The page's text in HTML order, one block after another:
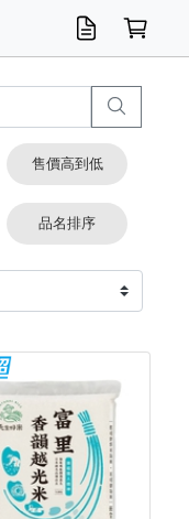
米/糙米
五穀/南北貨
湯類/湯塊
食用油
醬油.油膏.蠔油
包麵
碗麵/義大利麵
麵條/快煮麵/米粉
魚罐
醬菜/玉米罐
點心罐
初一十五拜拜懶
零嘴
堅果/海苔
餅乾
糕餅/點心
糖果/蜜餞/果凍
巧克力
茶飲料
果汁咖啡
碳酸/礦泉水
機能飲料
箱購飲料
雞精/飲品
機能保健
▶保健品牌推薦
奶粉
麥片/玉米片
沖調穀粉/隨手包
綠茶
紅茶
奶茶/花草茶
黑糖桂圓/蜂蜜醋
即溶咖啡
咖啡豆/粉/濾掛
可可/糖/奶精
沐浴乳
香皂/洗手乳
洗髮/護髮
造型髮品
牙 刷
牙膏/漱口水
潔顏產品
卸妝/粉刺調理
臉部保養
面/眼膜
鍋具/餐具
保鮮/微波
掃除/清潔用具
洗衣/曬衣用具
電池/延長線
修繕/五金/祭祀
寢具/家具
收納用品
衛浴/毛巾
寵物食品
寵物清潔/百貨
抽取衛生紙/濕巾
廚房紙巾/平版/
箱購免運區
洗衣精
洗衣粉/皂
漂白水/柔軟精
廚房/餐具清潔
浴廁/水管清潔
居家清潔/除濕芳
衛生棉
箱購免運區
嬰兒尿布
成人紙尿褲
料理鍋具
烤箱/微波/電磁爐
快煮壺/烘碗機
除濕/清淨機
風扇/防蚊家電
除塵家電
美容家電
電腦周邊
數位週邊
手機/平板周邊
文具用品
辦公文具/收納
玩具/擺設小物
機車/腳踏車百貨
汽車百貨
戶外/休閒用品
健身/按摩/瑜珈
測量/護具/其他
服飾內著
配件
男/女/機能包
生鮮食品
調理食品
食品免運
清潔用品免運
居家/汽百用品
季節活動
店長推薦
這夏不怕熱
售價高到低
品名排序